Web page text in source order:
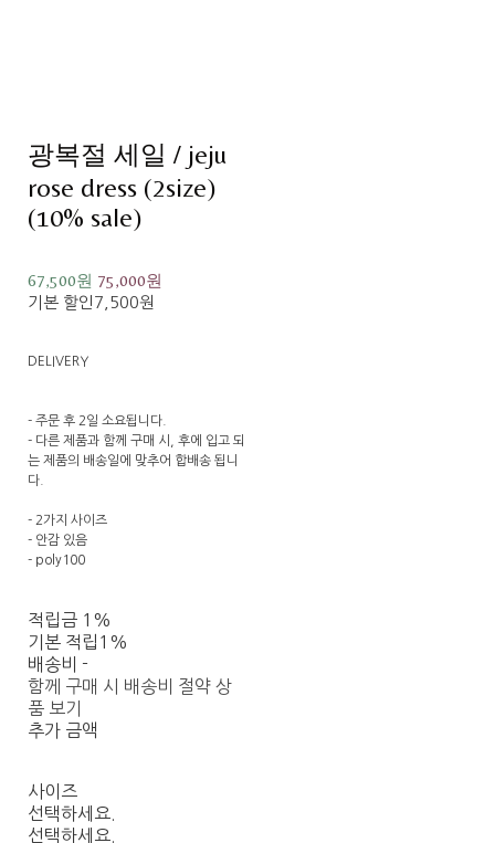
광복절 세일 / jeju
rose dress (2size)
(10% sale)
67,500원 75,000원
기본 할인 7,500원
DELIVERY
- 주문 후 2일 소요됩니다.
- 다른 제품과 함께 구매 시, 후에 입고 되
는 제품의 배송일에 맞추어 합배송 됩니
다.
- 2가지 사이즈
- 안감 있음
- poly100
적립금 1%
기본 적립 1%
배송비 -
함께 구매 시 배송비 절약 상
품 보기
추가 금액
사이즈
선택하세요.
선택하세요.